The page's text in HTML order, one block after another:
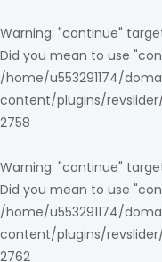
Warning: "continue"
Did you mean to use
/home/u553291174/
content/plugins/
2758
Warning: "continue"
Did you mean to use
/home/u553291174/
content/plugins/
2762